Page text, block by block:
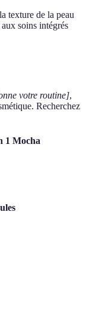
texture de la peau
soins intégrés
votre routine],
Recherchez
1 Mocha